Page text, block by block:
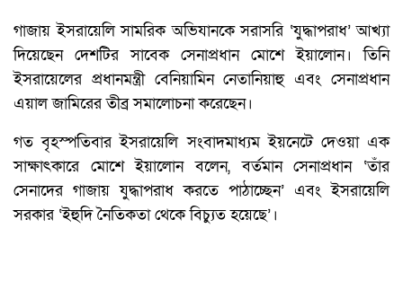
গাজায় ইসরায়েলি সামরিক অভিযানকে সরাসরি ‘যুদ্ধাপরাধ’ আখ্যা
দিয়েছেন দেশটির সাবেক সেনাপ্রধান মোশে ইয়ালোন। তিনি
ইসরায়েলের প্রধানমন্ত্রী বেনিয়ামিন নেতানিয়াহু এবং সেনাপ্রধান
এয়াল জামিরের তীব্র সমালোচনা করেছেন।
গত বৃহস্পতিবার ইসরায়েলি সংবাদমাধ্যম ইয়নেটে দেওয়া এক
সাক্ষাৎকারে মোশে ইয়ালোন বলেন, বর্তমান সেনাপ্রধান ‘তাঁর
সেনাদের গাজায় যুদ্ধাপরাধ করতে পাঠাচ্ছেন’ এবং ইসরায়েলি
সরকার ‘ইহুদি নৈতিকতা থেকে বিচ্যুত হয়েছে’।